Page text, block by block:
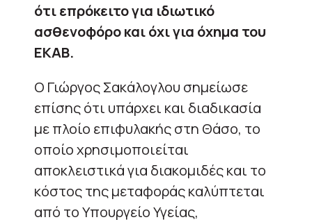
ότι επρόκειτο για ιδιωτικό
ασθενοφόρο και όχι για όχημα του
ΕΚΑΒ.
Ο Γιώργος Σακάλογλου σημείωσε
επίσης ότι υπάρχει και διαδικασία
με πλοίο επιφυλακής στη Θάσο, το
οποίο χρησιμοποιείται
αποκλειστικά για διακομιδές και το
κόστος της μεταφοράς καλύπτεται
από το Υπουργείο Υγείας,